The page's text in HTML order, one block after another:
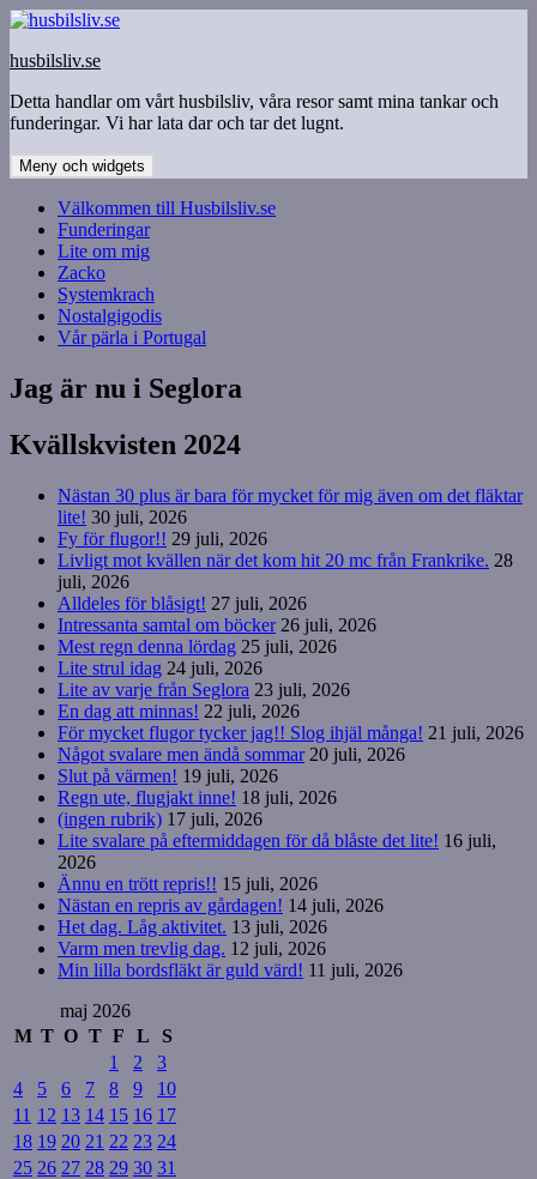
Hoppa
innehåll
husbilsliv.se
Detta handlar om vårt husbilsliv, våra resor samt mina tankar och
funderingar. Vi har lata dar och tar det lugnt.
Meny och widgets
Välkommen till Husbilsliv.se
Funderingar
Lite om mig
Zacko
Systemkrach
Nostalgigodis
Vår pärla i Portugal
Jag är nu i Seglora
Kvällskvisten 2024
Nästan 30 plus är bara för mycket för mig även om det fläktar
lite! 30 juli, 2026
Fy för flugor!! 29 juli, 2026
Livligt mot kvällen när det kom hit 20 mc från Frankrike. 28
juli, 2026
Alldeles för blåsigt! 27 juli, 2026
Intressanta samtal om böcker 26 juli, 2026
Mest regn denna lördag 25 juli, 2026
Lite strul idag 24 juli, 2026
Lite av varje från Seglora 23 juli, 2026
En dag att minnas! 22 juli, 2026
För mycket flugor tycker jag!! Slog ihjäl många! 21 juli, 2026
Något svalare men ändå sommar 20 juli, 2026
Slut på värmen! 19 juli, 2026
Regn ute, flugjakt inne! 18 juli, 2026
(ingen rubrik) 17 juli, 2026
Lite svalare på eftermiddagen för då blåste det lite! 16 juli,
2026
Ännu en trött repris!! 15 juli, 2026
Nästan en repris av gårdagen! 14 juli, 2026
Het dag. Låg aktivitet. 13 juli, 2026
Varm men trevlig dag. 12 juli, 2026
Min lilla bordsfläkt är guld värd! 11 juli, 2026
maj 2026
M T O T F L
S
1
2
3
4
5 6 7 8 9
10
11 12 13 14 15 16 17
18 19 20 21 22 23 24
25 26 27 28 29 30 31